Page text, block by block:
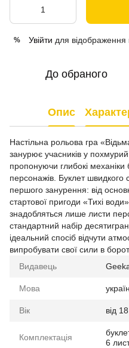
% Увійти для відображення
До обраного
Опис
Настільна рольова гра
занурює учасників у
пропонуючи глибокі механіки
персонажів. Буклет швидкого
першого занурення: від
стартової пригоди «Тихі
знадобляться лише листи
стандартний набір
ідеальний спосіб відчути
випробувати свої сили в
Видавець
Мова
Вік від
Комплектація
6